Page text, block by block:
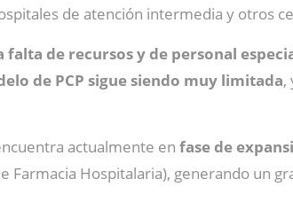
de atención intermedia y otros
falta de recursos y de personal
de PCP sigue siendo muy limitada,
actualmente en fase de
Farmacia Hospitalaria), generando un